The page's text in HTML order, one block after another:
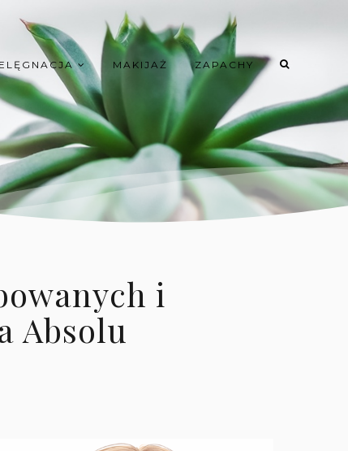
MAKIJAŻ ZAPACHY
i
Absolu